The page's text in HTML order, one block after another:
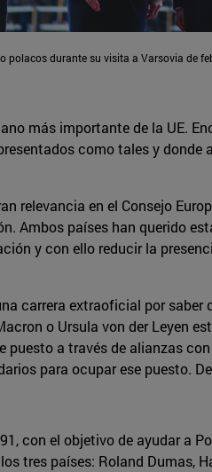
polacos durante su visita a Varsovia de
más importante de la UE.
como tales y
relevancia en el Consejo
Ambos países han querido
y con ello reducir la
carrera extraoficial por
o Ursula von der Leyen
puesto a través de alianzas
para ocupar ese puesto.
con el objetivo de ayudar a
tres países: Roland Dumas,